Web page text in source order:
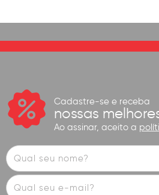
Cadastre-se e receba
nossas
Ao assinar, aceito a